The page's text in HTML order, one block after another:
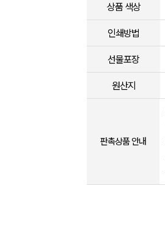
상품 색상
인쇄방법
선물포장
원산지
판촉상품 안내